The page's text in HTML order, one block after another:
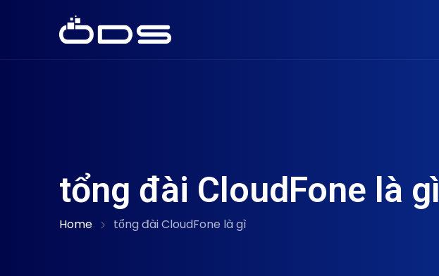
tổng đài CloudFone là gì
Home tổng đài CloudFone là gì